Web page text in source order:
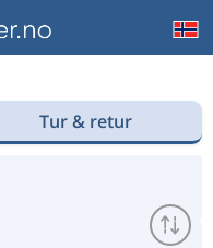
Tur & retur